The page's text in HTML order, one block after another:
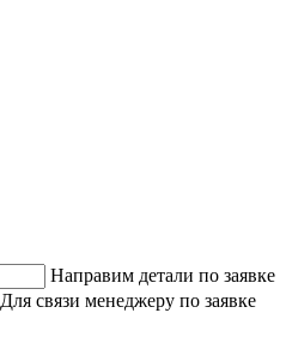
Направим детали по заявке
Для связи менеджеру по заявке